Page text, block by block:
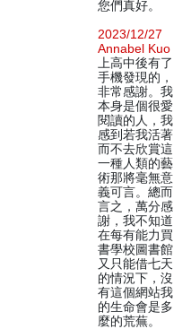
您們真好。
2023/12/27
Annabel Kuo
上高中後有了
手機發現的，
非常感謝。我
本身是個很愛
閱讀的人，我
感到若我活著
而不去欣賞這
一種人類的藝
術那將毫無意
義可言。總而
言之，萬分感
謝，我不知道
在每有能力買
書學校圖書館
又只能借七天
的情況下，沒
有這個網站我
的生命會是多
麼的荒蕪。